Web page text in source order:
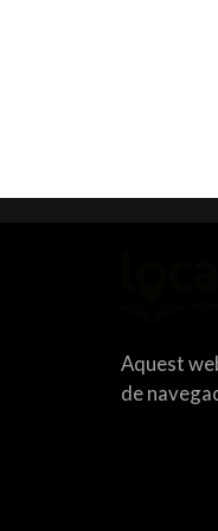
Aquest
de